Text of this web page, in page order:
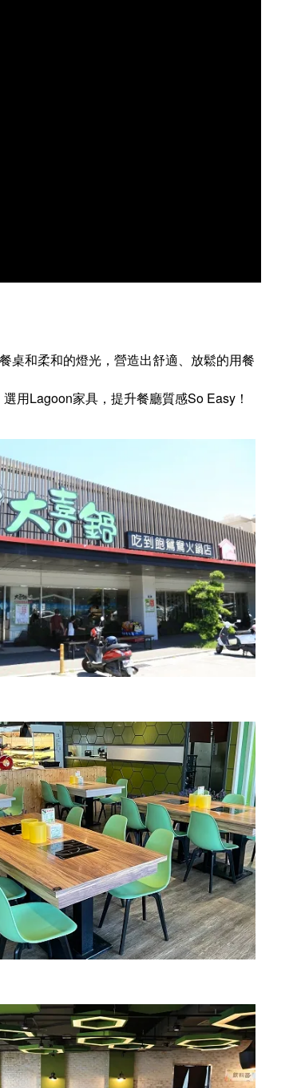
桌和柔和的燈光，營造出舒適、放鬆的用餐
用Lagoon家具，提升餐廳質感So Easy！